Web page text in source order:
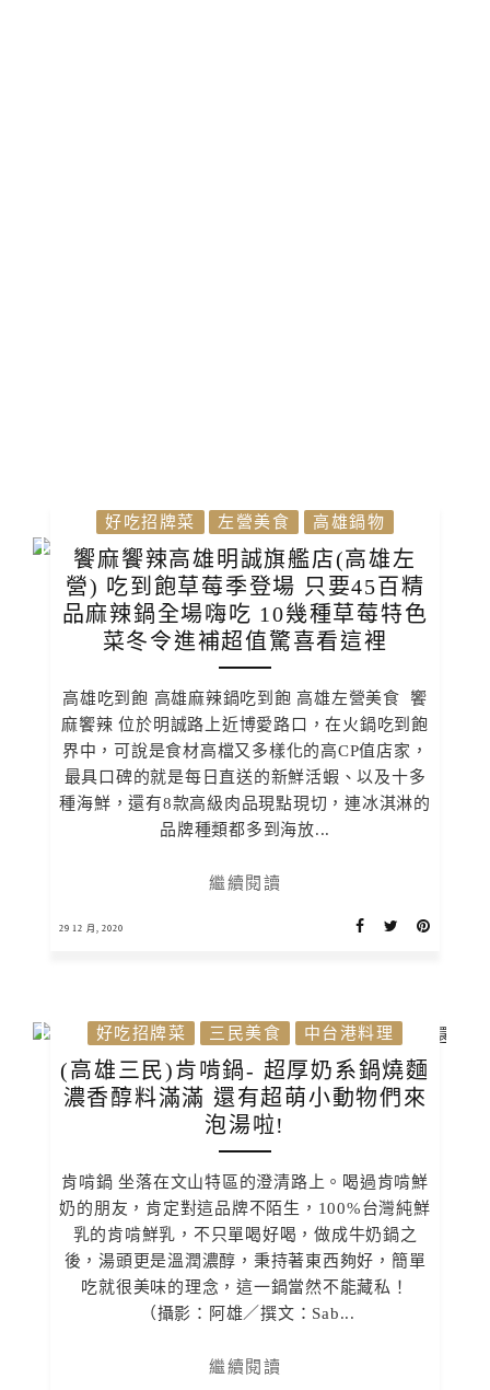
好吃招牌菜 左營美食 高雄鍋物
饗麻饗辣高雄明誠旗艦店(高雄左
營) 吃到飽草莓季登場 只要45百精
品麻辣鍋全場嗨吃 10幾種草莓特色
菜冬令進補超值驚喜看這裡
高雄吃到飽 高雄麻辣鍋吃到飽 高雄左營美食 饗
麻饗辣 位於明誠路上近博愛路口，在火鍋吃到飽
界中，可說是食材高檔又多樣化的高CP值店家，
最具口碑的就是每日直送的新鮮活蝦、以及十多
種海鮮，還有8款高級肉品現點現切，連冰淇淋的
品牌種類都多到海放...
繼續閱讀
29 12 月, 2020
好吃招牌菜 三民美食 中台港料理
(高雄三民)肯啃鍋- 超厚奶系鍋燒麵
濃香醇料滿滿 還有超萌小動物們來
泡湯啦!
肯啃鍋 坐落在文山特區的澄清路上。喝過肯啃鮮
奶的朋友，肯定對這品牌不陌生，100%台灣純鮮
乳的肯啃鮮乳，不只單喝好喝，做成牛奶鍋之
後，湯頭更是溫潤濃醇，秉持著東西夠好，簡單
吃就很美味的理念，這一鍋當然不能藏私！
（攝影：阿雄／撰文：Sab...
繼續閱讀